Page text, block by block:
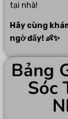
tại nhà!
Hãy cùng
ngờ đấy! 👶✨
Bảng
Sóc